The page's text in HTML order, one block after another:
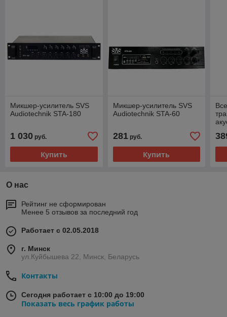
Микшер-усилитель SVS
Audiotechnik STA-180
1 030 руб.
Купить
Микшер-усилитель SVS
Audiotechnik STA-60
281руб.
Купить
О нас
Рейтинг не сформирован
Менее 5 отзывов за последний год
Работает с 02.05.2018
г. Минск
ул.Куйбышева 22, Минск, Беларусь
Контакты
Сегодня работает с 10:00 до 19:00
Показать весь график работы